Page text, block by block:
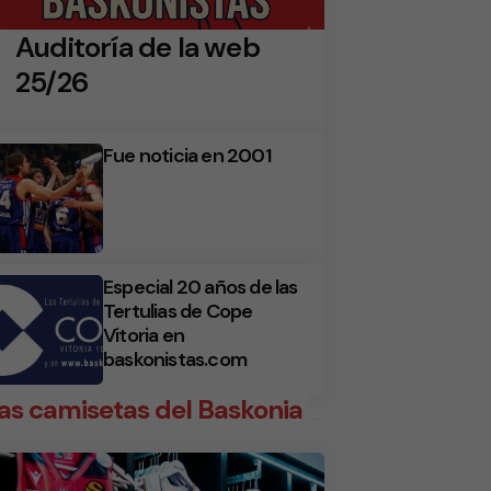
Auditoría de la web
25/26
Fue noticia en 2001
Especial 20 años de las
Tertulias de Cope
Vitoria en
baskonistas.com
camisetas del Baskonia